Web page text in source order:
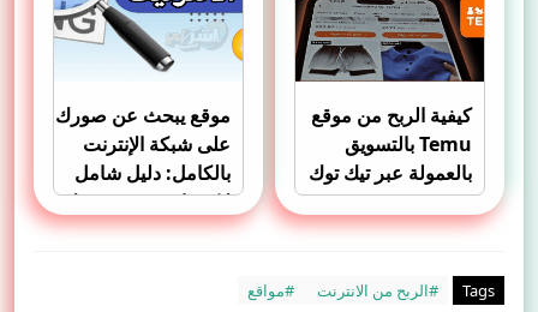
كيفية الربح من موقع
Temu بالتسويق
بالعمولة عبر تيك توك
موقع يبحث عن صورك
على شبكة الإنترنت
بالكامل: دليل شامل
لاكتشاف ونزع صورك
المنشورة بدون إذن
Tags #الربح من الانترنت #مواقع